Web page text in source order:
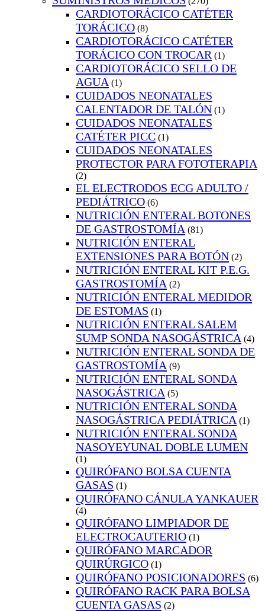
CARDIOTORÁCICO CATÉTER
TORÁCICO (8)
CARDIOTORÁCICO CATÉTER
TORÁCICO CON TROCAR (1)
CARDIOTORÁCICO SELLO DE
AGUA (1)
CUIDADOS NEONATALES
CALENTADOR DE TALÓN (1)
CUIDADOS NEONATALES
CATÉTER PICC (1)
CUIDADOS NEONATALES
PROTECTOR PARA FOTOTERAPIA
(2)
EL ELECTRODOS ECG ADULTO /
PEDIÁTRICO (6)
NUTRICIÓN ENTERAL BOTONES
DE GASTROSTOMÍA (81)
NUTRICIÓN ENTERAL
EXTENSIONES PARA BOTÓN (2)
NUTRICIÓN ENTERAL KIT P.E.G.
GASTROSTOMÍA (2)
NUTRICIÓN ENTERAL MEDIDOR
DE ESTOMAS (1)
NUTRICIÓN ENTERAL SALEM
SUMP SONDA NASOGÁSTRICA (4)
NUTRICIÓN ENTERAL SONDA DE
GASTROSTOMÍA (9)
NUTRICIÓN ENTERAL SONDA
NASOGÁSTRICA (5)
NUTRICIÓN ENTERAL SONDA
NASOGÁSTRICA PEDIÁTRICA (1)
NUTRICIÓN ENTERAL SONDA
NASOYEYUNAL DOBLE LUMEN
(1)
QUIRÓFANO BOLSA CUENTA
GASAS (1)
QUIRÓFANO CÁNULA YANKAUER
(4)
QUIRÓFANO LIMPIADOR DE
ELECTROCAUTERIO (1)
QUIRÓFANO MARCADOR
QUIRÚRGICO (1)
QUIRÓFANO POSICIONADORES (6)
QUIRÓFANO RACK PARA BOLSA
CUENTA GASAS (2)